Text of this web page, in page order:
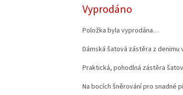
cena:
Vyprodáno
Položka byla vyprodána…
Dámská šatová zástěra z denimu
Praktická, pohodlná zástěra
Na bocích šněrování pro snadné